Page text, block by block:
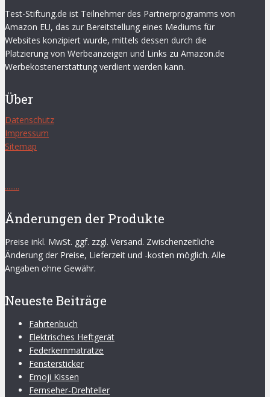
Test-Stiftung.de ist Teilnehmer des Partnerprogramms von
Amazon EU, das zur Bereitstellung eines Mediums für
Websites konzipiert wurde, mittels dessen durch die
Platzierung von Werbeanzeigen und Links zu Amazon.de
Werbekostenerstattung verdient werden kann.
Über
Datenschutz
Impressum
Sitemap
........
Änderungen der Produkte
Preise inkl. MwSt. ggf. zzgl. Versand. Zwischenzeitliche
Änderung der Preise, Lieferzeit und -kosten möglich. Alle
Angaben ohne Gewähr.
Neueste Beiträge
Fahrtenbuch
Elektrisches Heftgerät
Federkernmatratze
Fenstersticker
Emoji Kissen
Fernseher-Drehteller